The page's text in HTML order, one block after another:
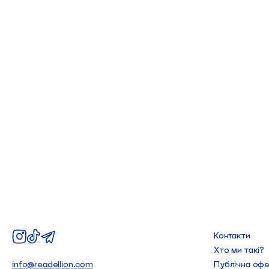
info@readellion.com
Контакти
Хто ми такі?
Публічна